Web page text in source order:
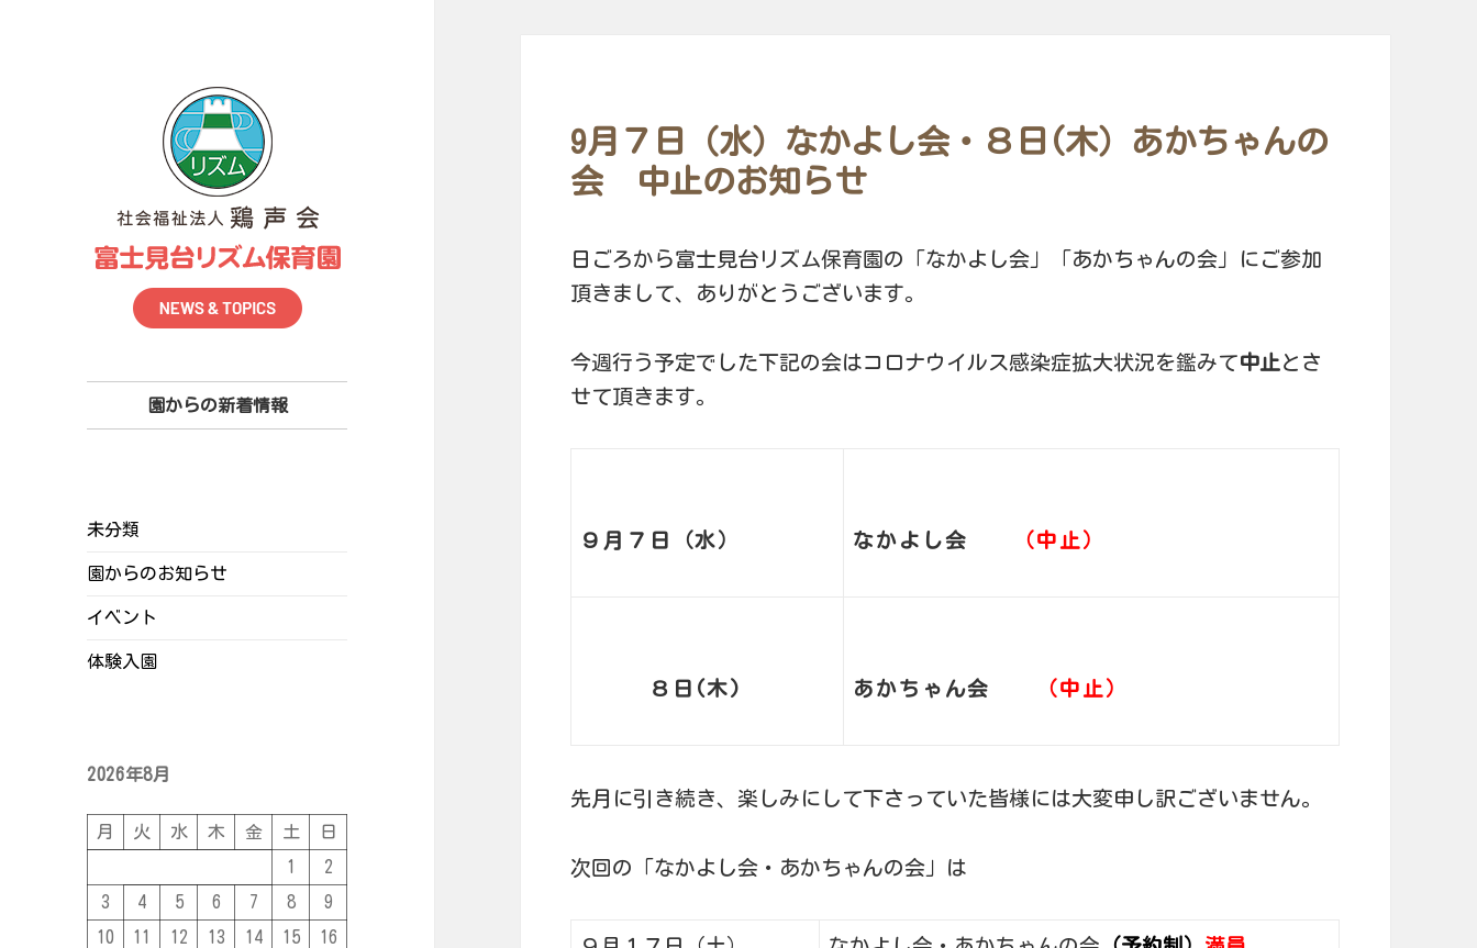
園からの新着情報
未分類
園からのお知らせ
イベント
体験入園
2026年8月
月 火 水 木 金 土
日
1
2
3
4 5 6 7 8
9
10
11 12 13 14 15
16
9月７日（水）なかよし会・８日(木）あかちゃんの
会 中止のお知らせ
日ごろから富士見台リズム保育園の「なかよし会」「あかちゃんの会」にご参加
頂きまして、ありがとうございます。
今週行う予定でした下記の会はコロナウイルス感染症拡大状況を鑑みて中止 とさ
せて頂きます。
９月７日（水） なかよし会 （中止）
８日(木) あかちゃん会 （中止）
先月に引き続き、楽しみにして下さっていた皆様には大変申し訳ございません。
次回の「なかよし会・あかちゃんの会」は